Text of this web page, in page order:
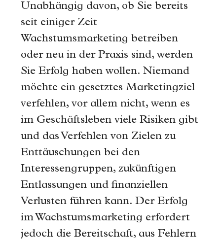
Unabhängig davon, ob Sie bereits
seit einiger Zeit
Wachstumsmarketing betreiben
oder neu in der Praxis sind, werden
Sie Erfolg haben wollen. Niemand
möchte ein gesetztes Marketingziel
verfehlen, vor allem nicht, wenn es
im Geschäftsleben viele Risiken gibt
und das Verfehlen von Zielen zu
Enttäuschungen bei den
Interessengruppen, zukünftigen
Entlassungen und finanziellen
Verlusten führen kann. Der Erfolg
im Wachstumsmarketing erfordert
jedoch die Bereitschaft, aus Fehlern